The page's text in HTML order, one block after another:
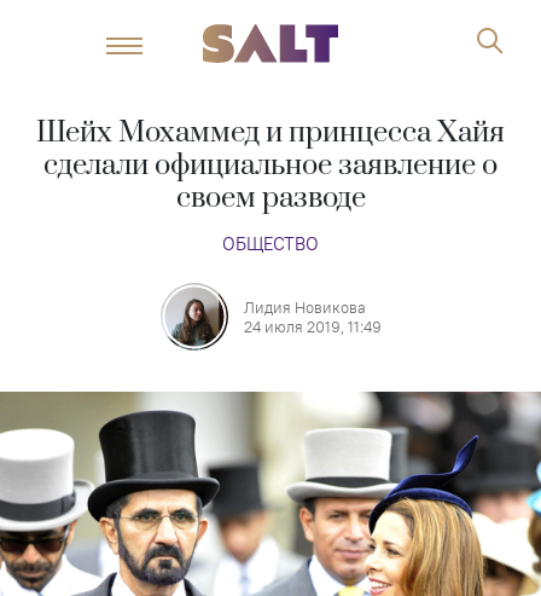
Шейх Мохаммед и принцесса Хайя
сделали официальное заявление о
своем разводе
ОБЩЕСТВО
Лидия Новикова
24 июля 2019, 11:49